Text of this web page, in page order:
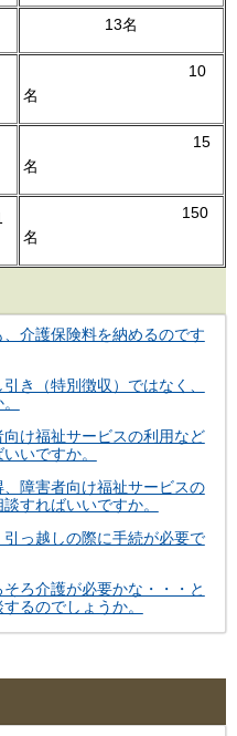
13名
10
名
15
名
150
名
介護保険料を納めるのです
き（特別徴収）ではなく、
け福祉サービスの利用など
いですか。
障害者向け福祉サービスの
すればいいですか。
っ越しの際に手続が必要で
ろ介護が必要かな・・・と
るのでしょうか。